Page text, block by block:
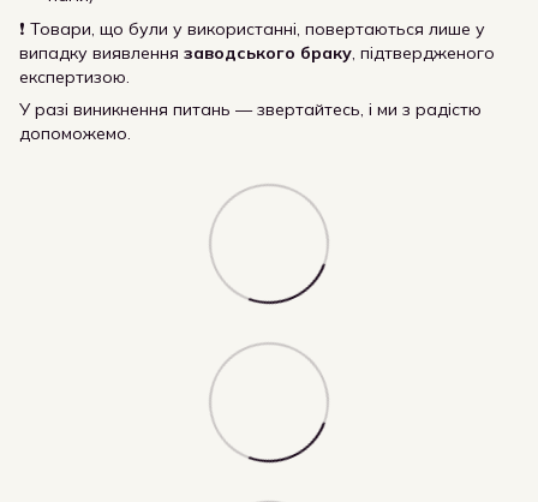
❗ Товари, що були у використанні, повертаються лише у
випадку виявлення заводського браку, підтвердженого
експертизою.
У разі виникнення питань — звертайтесь, і ми з радістю
допоможемо.